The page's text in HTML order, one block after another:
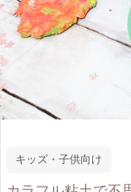
キッズ・子供向け